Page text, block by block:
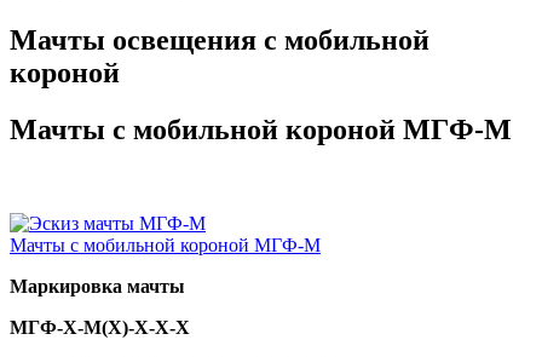
Мачты освещения с мобильной
короной
Мачты с мобильной короной МГФ-М
Мачты с мобильной короной МГФ-М
Маркировка мачты
МГФ-Х-М(Х)-Х-Х-Х